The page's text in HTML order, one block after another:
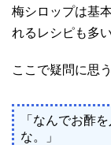
梅シロップは基
れるレシピも多い
ここで疑問に思
「なんでお酢
な。」